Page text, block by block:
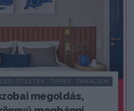
ÖTLETEK, TIPPEK, TANÁCSOK
megoldás,